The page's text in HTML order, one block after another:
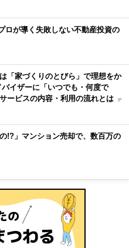
ロが導く失敗しない不動産投資の
「家づくりのとびら」で理想をか
イザーに「いつでも・何度で
ービスの内容・利用の流れとは [P
!?」マンション売却で、数百万の